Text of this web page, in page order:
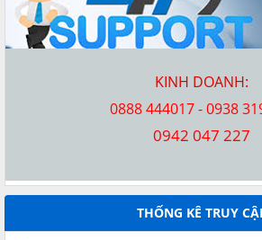
KINH DOANH:
0888 444017 - 0938
0942 047 227
THỐNG KÊ TRUY